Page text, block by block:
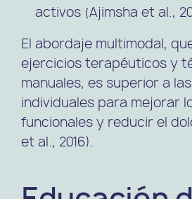
activos (Ajimsha et al.,
El abordaje multimodal,
ejercicios terapéuticos y
manuales, es superior a
individuales para mejorar
funcionales y reducir el
et al., 2016).